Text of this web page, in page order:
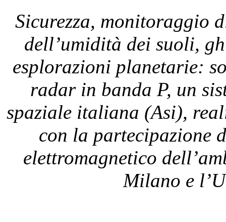
Sicurezza, monitoraggio
dell’umidità dei suoli,
esplorazioni planetarie:
radar in banda P, un
spaziale italiana (Asi),
con la partecipazione
elettromagnetico
Milano e